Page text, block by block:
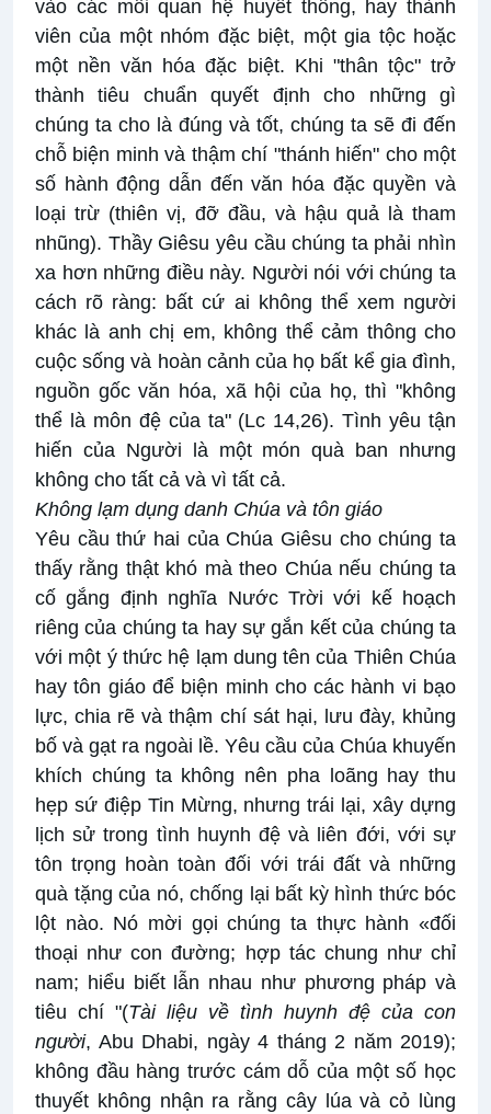
vào các mối quan hệ huyết thống, hay thành
viên của một nhóm đặc biệt, một gia tộc hoặc
một nền văn hóa đặc biệt. Khi "thân tộc" trở
thành tiêu chuẩn quyết định cho những gì
chúng ta cho là đúng và tốt, chúng ta sẽ đi đến
chỗ biện minh và thậm chí "thánh hiến" cho một
số hành động dẫn đến văn hóa đặc quyền và
loại trừ (thiên vị, đỡ đầu, và hậu quả là tham
nhũng). Thầy Giêsu yêu cầu chúng ta phải nhìn
xa hơn những điều này. Người nói với chúng ta
cách rõ ràng: bất cứ ai không thể xem người
khác là anh chị em, không thể cảm thông cho
cuộc sống và hoàn cảnh của họ bất kể gia đình,
nguồn gốc văn hóa, xã hội của họ, thì "không
thể là môn đệ của ta" (Lc 14,26). Tình yêu tận
hiến của Người là một món quà ban nhưng
không cho tất cả và vì tất cả.
Không lạm dụng danh Chúa và tôn giáo
Yêu cầu thứ hai của Chúa Giêsu cho chúng ta
thấy rằng thật khó mà theo Chúa nếu chúng ta
cố gắng định nghĩa Nước Trời với kế hoạch
riêng của chúng ta hay sự gắn kết của chúng ta
với một ý thức hệ lạm dung tên của Thiên Chúa
hay tôn giáo để biện minh cho các hành vi bạo
lực, chia rẽ và thậm chí sát hại, lưu đày, khủng
bố và gạt ra ngoài lề. Yêu cầu của Chúa khuyến
khích chúng ta không nên pha loãng hay thu
hẹp sứ điệp Tin Mừng, nhưng trái lại, xây dựng
lịch sử trong tình huynh đệ và liên đới, với sự
tôn trọng hoàn toàn đối với trái đất và những
quà tặng của nó, chống lại bất kỳ hình thức bóc
lột nào. Nó mời gọi chúng ta thực hành «đối
thoại như con đường; hợp tác chung như chỉ
nam; hiểu biết lẫn nhau như phương pháp và
tiêu chí "(Tài liệu về tình huynh đệ của con
người, Abu Dhabi, ngày 4 tháng 2 năm 2019);
không đầu hàng trước cám dỗ của một số học
thuyết không nhận ra rằng cây lúa và cỏ lùng